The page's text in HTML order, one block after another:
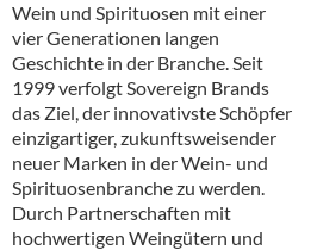
Neuigkeiten
Termine
Spirituosen
Bier
Alkoholfreie Getränke
Öle & Küchenartikel
Kaffee
Fremddienstleistungen
Wein und Spirituosen mit einer
vier Generationen langen
Geschichte in der Branche. Seit
1999 verfolgt Sovereign Brands
das Ziel, der innovativste Schöpfer
einzigartiger, zukunftsweisender
neuer Marken in der Wein- und
Spirituosenbranche zu werden.
Durch Partnerschaften mit
hochwertigen Weingütern und